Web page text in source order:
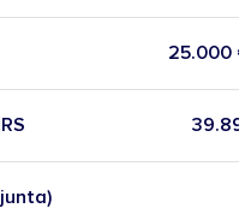
25.000